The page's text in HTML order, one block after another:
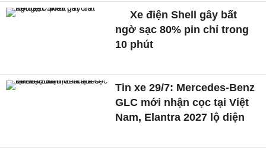
Xe điện Shell gây bất
ngờ sạc 80% pin chỉ trong
10 phút
Tin xe 29/7: Mercedes-Benz
GLC mới nhận cọc tại Việt
Nam, Elantra 2027 lộ diện